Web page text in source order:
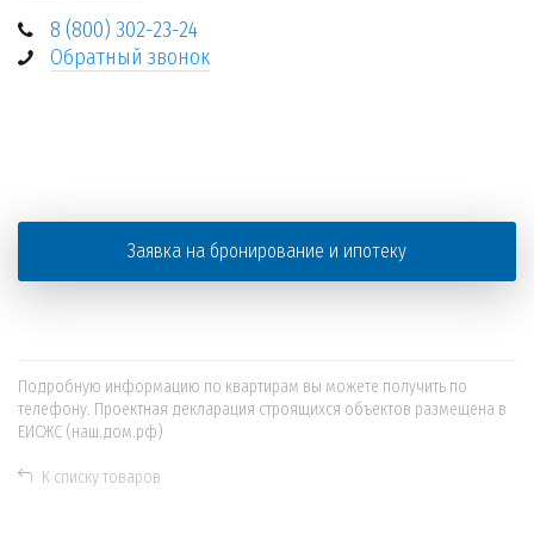
8 (800) 302-23-24
Обратный звонок
Заявка на бронирование и ипотеку
Подробную информацию по квартирам вы можете получить по
телефону. Проектная декларация строящихся объектов размещена в
ЕИСЖС (наш.дом.рф)
К списку товаров